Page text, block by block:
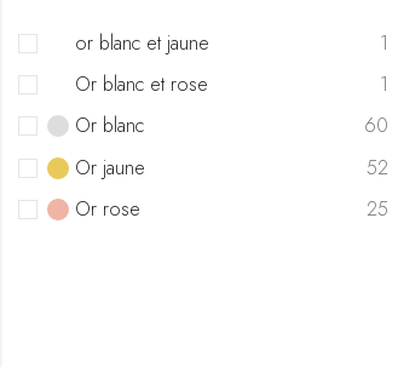
or blanc et jaune
1
Or blanc et rose
1
Or blanc
60
Or jaune
52
Or rose
25